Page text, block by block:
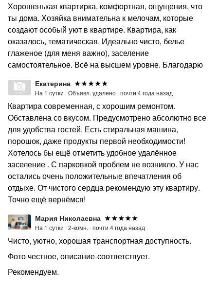
Хорошенькая квартирка, комфортная, ощущения, что
ты дома. Хозяйка внимательна к мелочам, которые
создают особый уют в квартире. Квартира, как
оказалось, тематическая. Идеально чисто, белье
глаженое (для меня важно), заселение
самостоятельное. Всё на высшем уровне. Благодарю
Екатерина
На 1 сутки ·Объявл. удалено ·почти 4 года назад
Квартира современная, с хорошим ремонтом.
Обставлена со вкусом. Предусмотрено абсолютно все
для удобства гостей. Есть стиральная машина,
порошок, даже продукты первой необходимости!
Хотелось бы ещё отметить удобное удалённое
заселение . С парковкой проблем не возникло. У нас
остались очень положительные впечатления об
отдыхе. От чистого сердца рекомендую эту квартиру.
Точно ещё вернёмся!
Мария Николаевна
На 1 сутки ·2-комн. ·почти 4 года назад
Чисто, уютно, хорошая транспортная доступность.
Фото честное, описание-соответствует.
Рекомендуем.